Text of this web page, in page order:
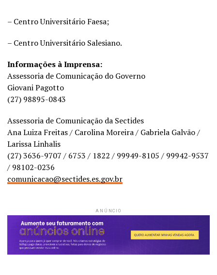
– Centro Universitário Faesa;
– Centro Universitário Salesiano.
Informações à Imprensa:
Assessoria de Comunicação do Governo
Giovani Pagotto
(27) 98895-0843
Assessoria de Comunicação da Sectides
Ana Luiza Freitas / Carolina Moreira / Gabriela Galvão /
Larissa Linhalis
(27) 3636-9707 / 6753 / 1822 / 99949-8105 / 99942-9537
/ 98102-0236
comunicacao@sectides.es.gov.br
ANÚNCIO